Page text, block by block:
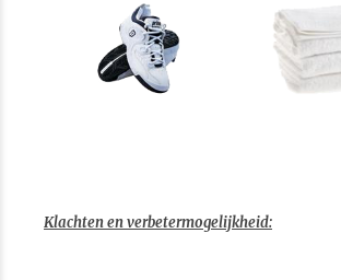
Klachten en verbetermogelijkheid: